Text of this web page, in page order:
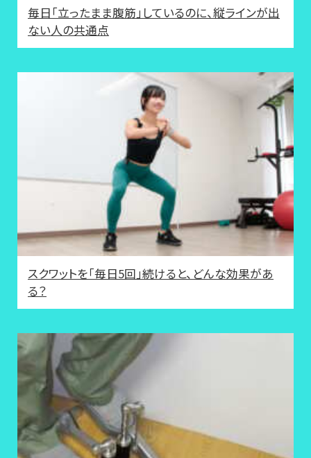
毎日「立ったまま腹筋」しているのに、縦ラインが出
ない人の共通点
スクワットを「毎日5回」続けると、どんな効果があ
る？